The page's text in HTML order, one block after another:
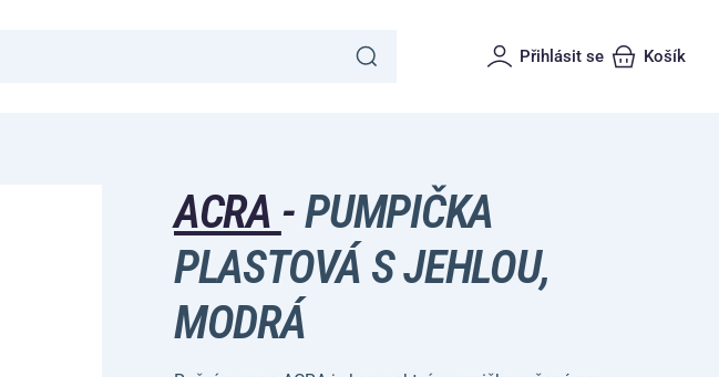
Přihlásit se Košík
ACRA -PUMPIČKA
PLASTOVÁ S JEHLOU,
MODRÁ